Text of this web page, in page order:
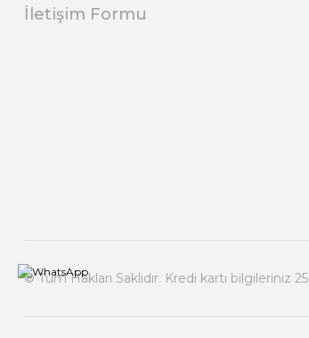
İletişim Formu
© Tüm Hakları Saklıdır. Kredi kartı bilgileriniz